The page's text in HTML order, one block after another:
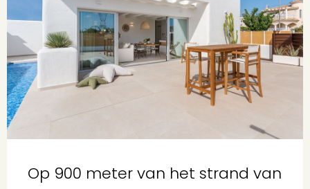
Op 900 meter van het strand van